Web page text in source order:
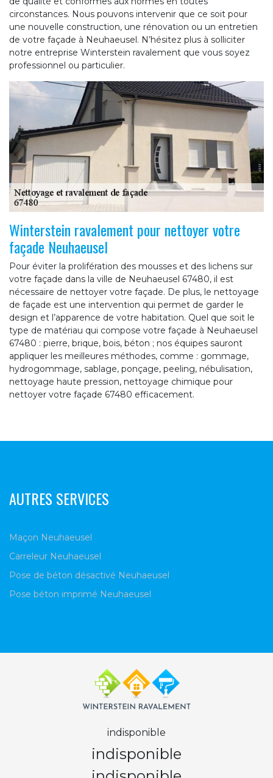
circonstances. Nous pouvons intervenir que ce soit pour
une nouvelle construction, une rénovation ou un entretien
de votre façade à Neuhaeusel. N’hésitez plus à solliciter
notre entreprise Winterstein ravalement que vous soyez
professionnel ou particulier.
Winterstein ravalement pour nettoyer votre
façade Neuhaeusel
Pour éviter la prolifération des mousses et des lichens sur
votre façade dans la ville de Neuhaeusel 67480, il est
nécessaire de nettoyer votre façade. De plus, le nettoyage
de façade est une intervention qui permet de garder le
design et l’apparence de votre habitation. Quel que soit le
type de matériau qui compose votre façade à Neuhaeusel
67480 : pierre, brique, bois, béton ; nos équipes sauront
appliquer les meilleures méthodes, comme : gommage,
hydrogommage, sablage, ponçage, peeling, nébulisation,
nettoyage haute pression, nettoyage chimique pour
nettoyer votre façade 67480 efficacement.
AUTRES SERVICES
Maçon Neuhaeusel
Carreleur Neuhaeusel
Pose de béton désactivé Neuhaeusel
Pose béton imprimé Neuhaeusel
indisponible
indisponible